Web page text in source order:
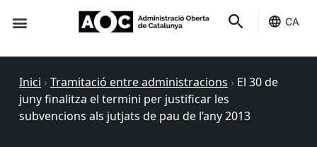
CA
Inici › Tramitació entre administracions › El 30 de
juny finalitza el termini per justificar les
subvencions als jutjats de pau de l’any 2013